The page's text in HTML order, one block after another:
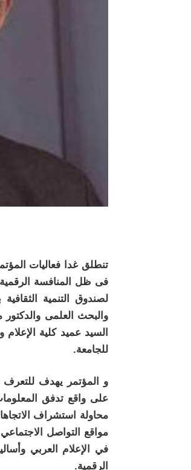
تنطلق غدا فعاليات
فى ظل المنافسة الرقمية
لصندوق التنمية
والبحث العلمى
السيد عميد كلية
للجامعة.
و المؤتمر يهدف للتعرف
على واقع تدفق
محاولة استشراف
مواقع التواصل
في الإعلام العربي
الرقمية.